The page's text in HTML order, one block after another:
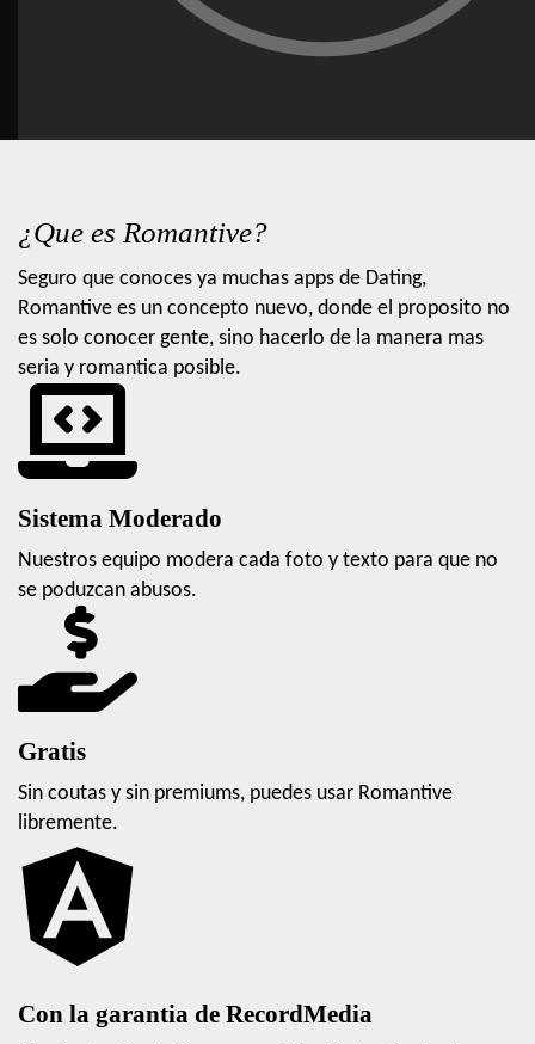
¿Que es Romantive?
Seguro que conoces ya muchas apps de Dating,
Romantive es un concepto nuevo, donde el proposito no
es solo conocer gente, sino hacerlo de la manera mas
seria y romantica posible.
Sistema Moderado
Nuestros equipo modera cada foto y texto para que no
se poduzcan abusos.
Gratis
Sin coutas y sin premiums, puedes usar Romantive
libremente.
Con la garantia de RecordMedia